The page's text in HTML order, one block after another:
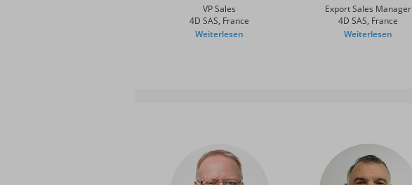
VP Sales
4D SAS, France
Weiterlesen
Export Sales Manager
4D SAS, France
Weiterlesen